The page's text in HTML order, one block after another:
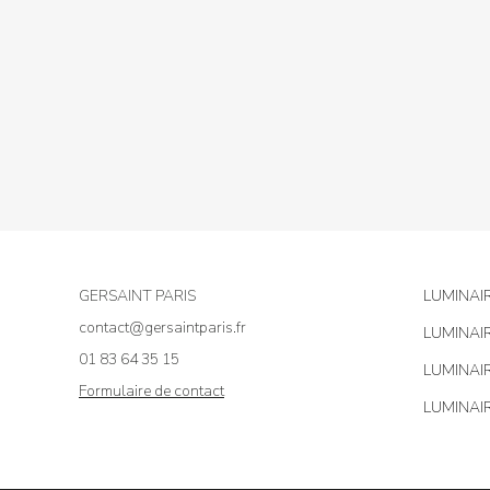
GERSAINT PARIS
contact@gersaintparis.fr
01 83 64 35 15
Formulaire de contact